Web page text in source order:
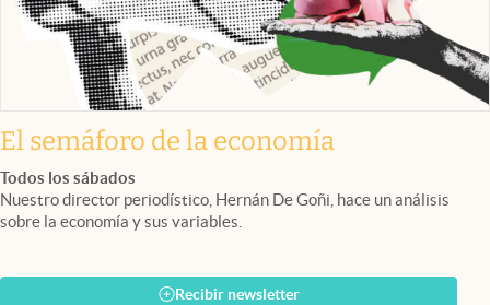
El semáforo de la economía
Todos los sábados
Nuestro director periodístico, Hernán De Goñi, hace un análisis
sobre la economía y sus variables.
Recibir newsletter